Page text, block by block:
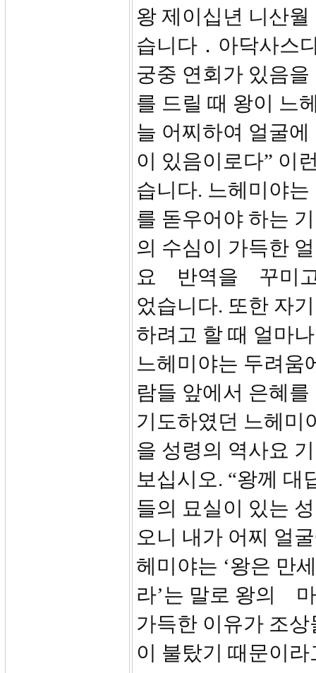
왕 제이십년 니산
습니다．아닥사스
궁중 연회가 있음
를 드릴 때 왕이 느
늘 어찌하여 얼굴
이 있음이로다” 이
습니다. 느헤미야
를 돋우어야 하는
의 수심이 가득한
요 반역을 꾸미
었습니다. 또한 자
하려고 할 때 얼마
느헤미야는 두려움
람들 앞에서 은혜
기도하였던 느헤미
을 성령의 역사요
보십시오. “왕께 대
들의 묘실이 있는
오니 내가 어찌 얼
헤미야는 ‘왕은 만
라’는 말로 왕의
가득한 이유가 조
이 불탔기 때문이